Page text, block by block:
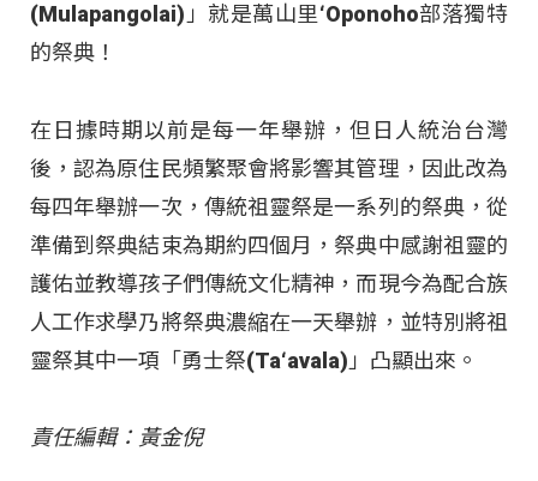
(Mulapangolai)」就是萬山里‘Oponoho部落獨特
的祭典！
在日據時期以前是每一年舉辦，但日人統治台灣
後，認為原住民頻繁聚會將影響其管理，因此改為
每四年舉辦一次，傳統祖靈祭是一系列的祭典，從
準備到祭典結束為期約四個月，祭典中感謝祖靈的
護佑並教導孩子們傳統文化精神，而現今為配合族
人工作求學乃將祭典濃縮在一天舉辦，並特別將祖
靈祭其中一項「勇士祭(Ta‘avala)」凸顯出來。
責任編輯：黃金倪